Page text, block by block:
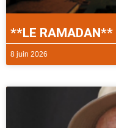
**LE RAMADAN**
8 juin 2026